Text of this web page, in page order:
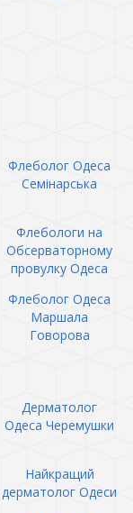
Флеболог Одеса
Семінарська
Флебологи на
Обсерваторному
провулку Одеса
Флеболог Одеса
Маршала
Говорова
Дерматолог
Одеса Черемушки
Найкращий
дерматолог Одеси